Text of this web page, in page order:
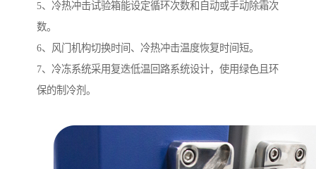
5、冷热冲击试验箱能设定循环次数和自动或手动除霜次
数。
6、风门机构切换时间、冷热冲击温度恢复时间短。
7、冷冻系统采用复迭低温回路系统设计，使用绿色且环
保的制冷剂。